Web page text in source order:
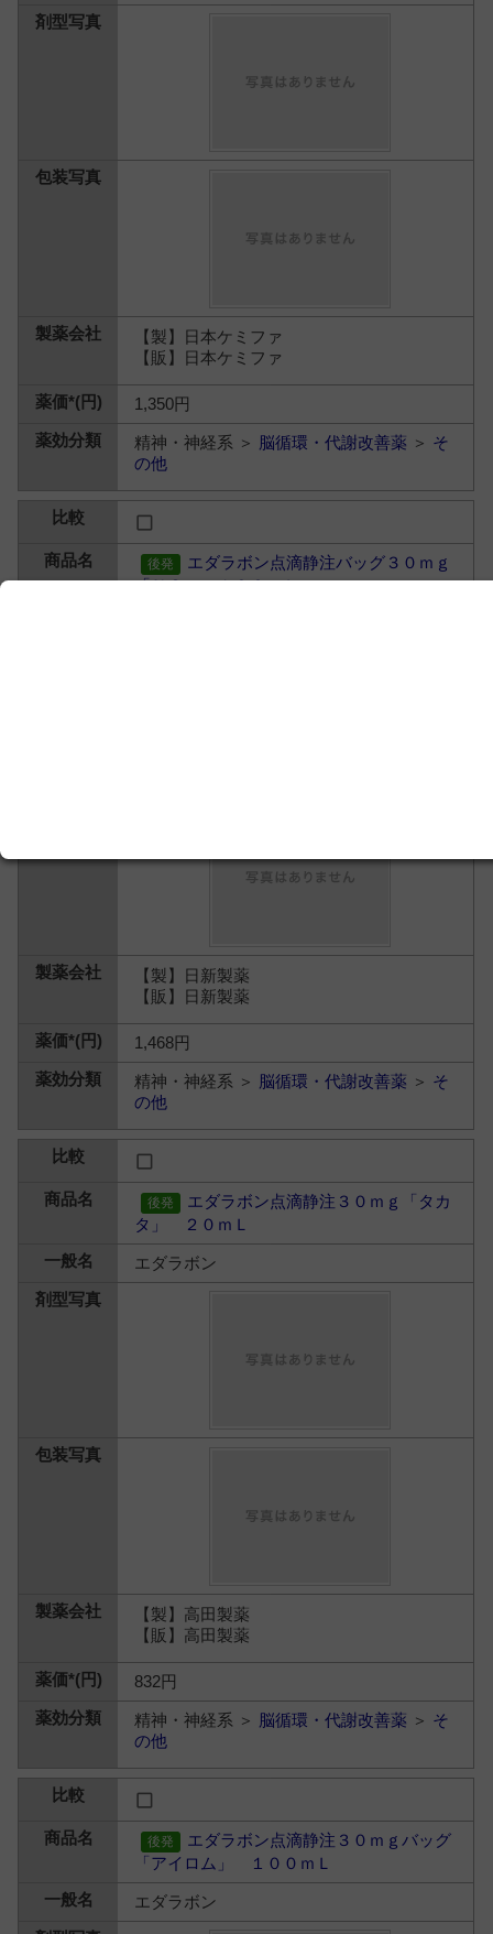
【製】日本ケミファ
【販】日本ケミファ
1,350円
精神・神経系 ＞ 脳循環・代謝改善薬 ＞ そ
の他
エダラボン点滴静注バッグ３０ｍｇ
「ＮＳ」 １００ｍＬ
【製】日新製薬
【販】日新製薬
1,468円
精神・神経系 ＞ 脳循環・代謝改善薬 ＞ そ
の他
エダラボン点滴静注３０ｍｇ「タカ
タ」 ２０ｍＬ
エダラボン
【製】高田製薬
【販】高田製薬
832円
精神・神経系 ＞ 脳循環・代謝改善薬 ＞ そ
の他
エダラボン点滴静注３０ｍｇバッグ
「アイロム」 １００ｍＬ
エダラボン